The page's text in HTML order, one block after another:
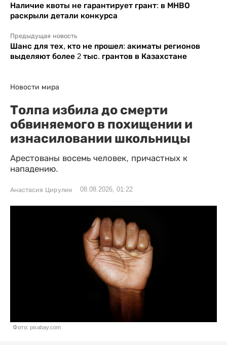
Наличие квоты не гарантирует грант: в МНВО
раскрыли детали конкурса
Предыдущая новость
Шанс для тех, кто не прошел: акиматы регионов
выделяют более 2 тыс. грантов в Казахстане
Новости мира
Толпа избила до смерти
обвиняемого в похищении и
изнасиловании школьницы
Арестованы восемь человек, причастных к
нападению.
Анастасия Цирулик 08.08.2026, 01:22
Фото: pixabay.com